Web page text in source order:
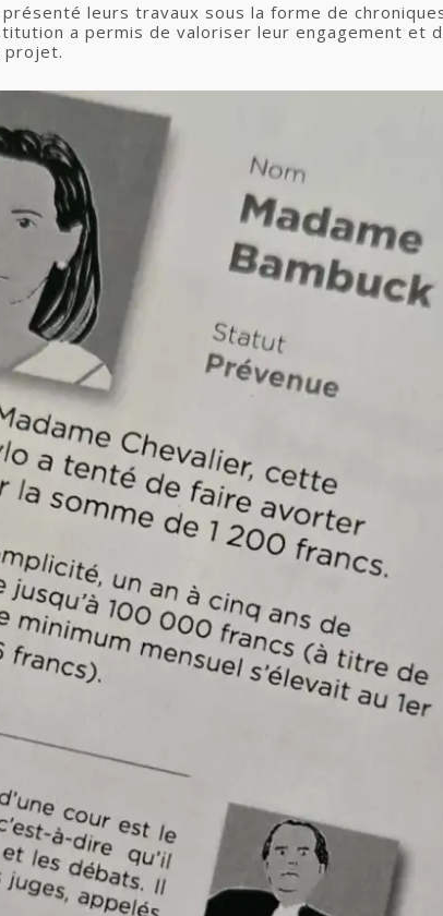
leurs travaux sous la forme de
a permis de valoriser leur engagement et
projet.